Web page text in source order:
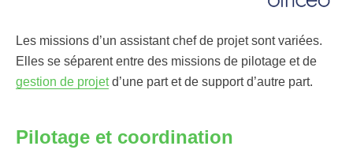
Les missions d’un assistant chef de projet sont variées.
Elles se séparent entre des missions de pilotage et de
gestion de projetd’une part et de support d’autre part.
Pilotage et coordination